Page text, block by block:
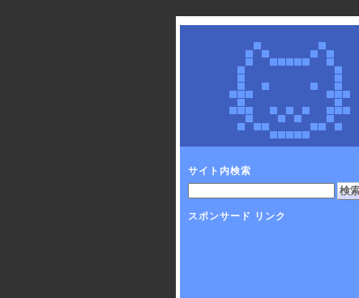
サイト内検索
スポンサード リンク